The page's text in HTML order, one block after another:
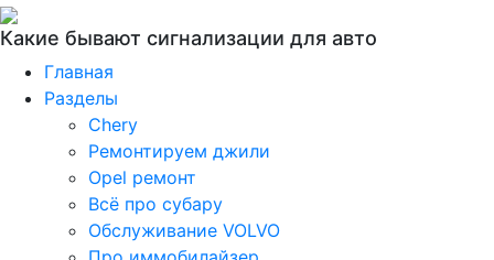
Какие бывают сигнализации для авто
Главная
Разделы
Chery
Ремонтируем джили
Opel ремонт
Всё про субару
Обслуживание VOLVO